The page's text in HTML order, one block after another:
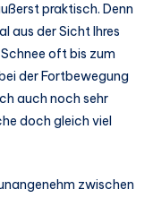
praktisch. Denn
aus der Sicht Ihres
oft bis zum
der Fortbewegung
auch noch sehr
doch gleich viel
zwischen